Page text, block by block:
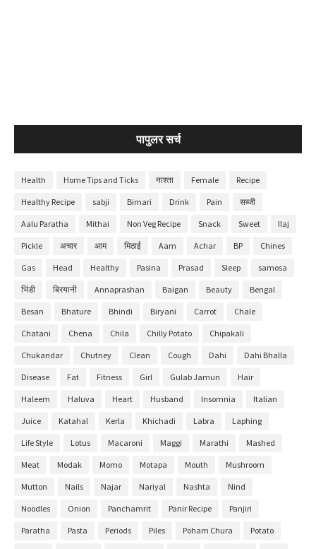
पापुलर सर्च
Health Home Tips and Ticks नाश्ता Female Recipe
Healthy Recipe sabji Bimari Drink Pain सब्जी
Aalu Paratha Mithai Non Veg Recipe Snack Sweet Ilaj
Pickle अचार आम मिठाई Aam Achar BP Chines
Gas Head Healthy Pasina Prasad Sleep samosa
भिंडी बिरयानी Annaprashan Baigan Beauty Bengal
Besan Bhature Bhindi Biryani Carrot Chale
Chatani Chena Chila Chilly Potato Chipakali
Chukandar Chutney Clean Cough Dahi Dahi Bhalla
Disease Fat Fitness Girl Gulab Jamun Hair
Haleem Haluva Heart Husband Insomnia Italian
Juice Katahal Kerla Khichadi Labra Laphing
Life Style Lotus Macaroni Maggi Marathi Mashed
Meat Modak Momo Motapa Mouth Mushroom
Mutton Nails Najar Nariyal Nashta Nind
Noodles Onion Panchamrit Panir Recipe Panjiri
Paratha Pasta Periods Piles Poham Chura Potato